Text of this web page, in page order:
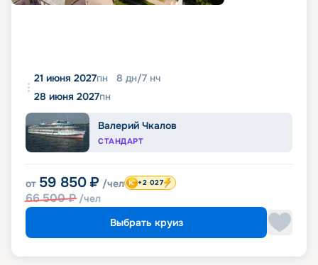
21 июня 2027пн 8 дн/7 нч
28 июня 2027пн
Валерий Чкалов
СТАНДАРТ
от 59 850 ₽ /чел
66 500₽ /чел
+2 027
Выбрать круиз